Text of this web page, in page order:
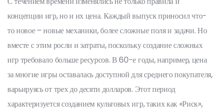
концепции игр, но и их цена. Каждый выпуск приносил что-
то новое – новые механики, более сложные поля и задачи. Но
вместе с этим росли и затраты, поскольку создание сложных
игр требовало больше ресурсов. В 60-е годы, например, цена
за многие игры оставалась доступной для среднего покупателя,
варьируясь от трех до десяти долларов. Этот период
характеризуется созданием культовых игр, таких как «Риск»,